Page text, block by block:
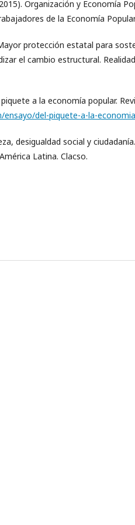
Organización y Economía
de la Economía
protección estatal para
el cambio estructural.
a la economía popular.
del-piquete-a-la-
desigualdad social y
Latina. Clacso.